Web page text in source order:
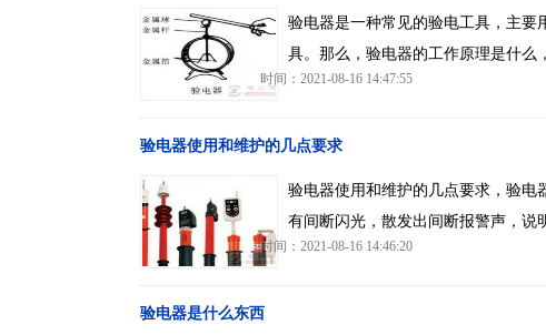
验电器是一种常见的验电工具，主要
具。那么，验电器的工作原理是什么
时间：2021-08-16 14:47:55
验电器使用和维护的几点要求
验电器使用和维护的几点要求，验电
有间断闪光，散发出间断报警声，说
时间：2021-08-16 14:46:20
验电器是什么东西